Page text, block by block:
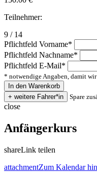
Teilnehmer:
9 / 14
Pflichtfeld Vorname*
Pflichtfeld Nachname*
Pflichtfeld E-Mail*
* notwendige Angaben, damit
Spare
close
Anfängerkurs
shareLink teilen
attachmentZum Kalendar